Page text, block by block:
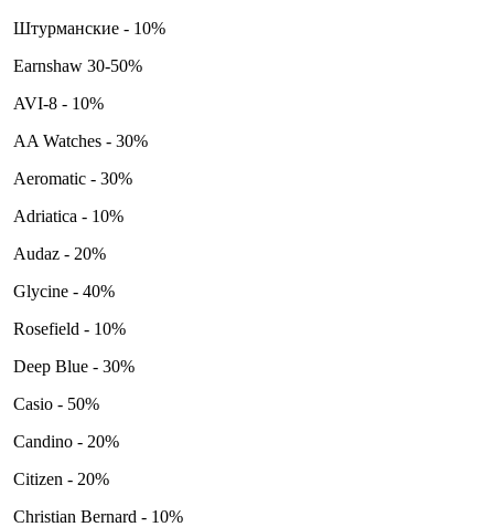
Штурманские - 10%
Earnshaw 30-50%
AVI-8 - 10%
AA Watches - 30%
Aeromatic - 30%
Adriatica - 10%
Audaz - 20%
Glycine - 40%
Rosefield - 10%
Deep Blue - 30%
Casio - 50%
Candino - 20%
Citizen - 20%
Christian Bernard - 10%